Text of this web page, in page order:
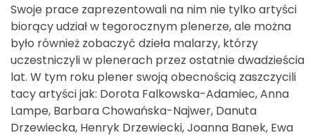
Swoje prace zaprezentowali na nim nie tylko artyści
biorący udział w tegorocznym plenerze, ale można
było również zobaczyć dzieła malarzy, którzy
uczestniczyli w plenerach przez ostatnie dwadzieścia
lat. W tym roku plener swoją obecnością zaszczycili
tacy artyści jak: Dorota Falkowska-Adamiec, Anna
Lampe, Barbara Chowańska-Najwer, Danuta
Drzewiecka, Henryk Drzewiecki, Joanna Banek, Ewa